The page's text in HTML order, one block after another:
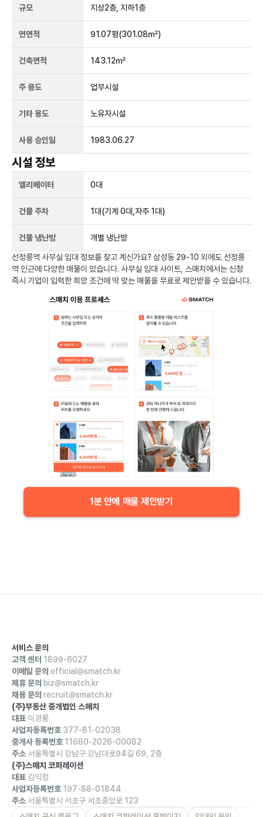
규모 지상2층, 지하1층
연면적 91.07평(301.08㎡)
건축면적 143.12㎡
주 용도 업무시설
기타 용도 노유자시설
사용 승인일 1983.06.27
시설 정보
엘리베이터 0대
건물 주차 1 대(기계 0대,자주 1대)
건물 냉난방 개별 냉난방
선정릉역 사무실 임대 정보를 찾고 계신가요? 삼성동 29-10 외에도 선정릉
역 인근에 다양한 매물이 있습니다. 사무실 임대 사이트, 스매치에서는 신청
즉시 기업이 입력한 희망 조건에 딱 맞는 매물을 무료로 제안받을 수 있습니다.
1분 만에 매물 제안받기
서비스 문의
고객 센터 1899-6027
이메일 문의 official@smatch.kr
제휴 문의 biz@smatch.kr
채용 문의 recruit@smatch.kr
(주)부동산 중개법인 스매치
대표 이경룡
사업자등록번호 377-81-02038
중개사 등록번호 11680-2026-00082
주소 서울특별시 강남구 강남대로94길 69, 2층
(주)스매치 코퍼레이션
대표 김익정
사업자등록번호 197-88-01844
주소 서울특별시 서초구 서초중앙로 123